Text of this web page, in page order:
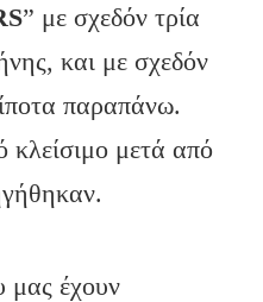
” με σχεδόν τρία
και με σχεδόν
παραπάνω.
κλείσιμο μετά από
μας έχουν